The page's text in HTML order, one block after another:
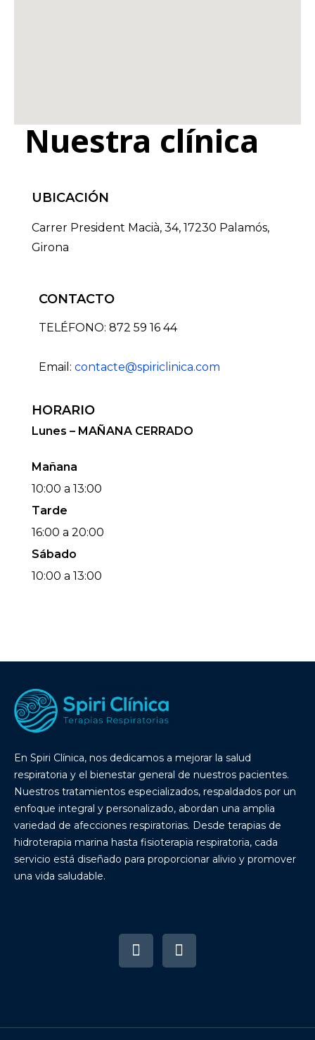
Nuestra clínica
UBICACIÓN
Carrer President Macià, 34, 17230 Palamós,
Girona
CONTACTO
TELÉFONO: 872 59 16 44
Email: contacte@spiriclinica.com
HORARIO
Lunes – MAÑANA CERRADO
Mañana
10:00 a 13:00
Tarde
16:00 a 20:00
Sábado
10:00 a 13:00
En Spiri Clínica, nos dedicamos a mejorar la salud
respiratoria y el bienestar general de nuestros pacientes.
Nuestros tratamientos especializados, respaldados por un
enfoque integral y personalizado, abordan una amplia
variedad de afecciones respiratorias. Desde terapias de
hidroterapia marina hasta fisioterapia respiratoria, cada
servicio está diseñado para proporcionar alivio y promover
una vida saludable.